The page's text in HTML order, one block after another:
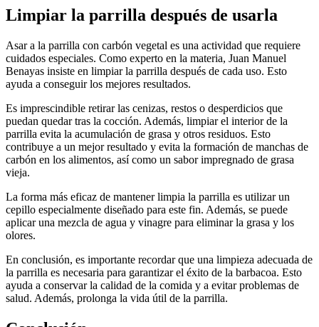
Limpiar la parrilla después de usarla
Asar a la parrilla con carbón vegetal es una actividad que requiere
cuidados especiales. Como experto en la materia, Juan Manuel
Benayas insiste en limpiar la parrilla después de cada uso. Esto
ayuda a conseguir los mejores resultados.
Es imprescindible retirar las cenizas, restos o desperdicios que
puedan quedar tras la cocción. Además, limpiar el interior de la
parrilla evita la acumulación de grasa y otros residuos. Esto
contribuye a un mejor resultado y evita la formación de manchas de
carbón en los alimentos, así como un sabor impregnado de grasa
vieja.
La forma más eficaz de mantener limpia la parrilla es utilizar un
cepillo especialmente diseñado para este fin. Además, se puede
aplicar una mezcla de agua y vinagre para eliminar la grasa y los
olores.
En conclusión, es importante recordar que una limpieza adecuada de
la parrilla es necesaria para garantizar el éxito de la barbacoa. Esto
ayuda a conservar la calidad de la comida y a evitar problemas de
salud. Además, prolonga la vida útil de la parrilla.